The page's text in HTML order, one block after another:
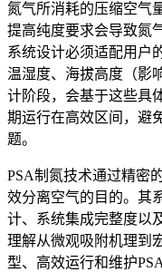
氮气所消耗的压缩空气
提高纯度要求会导致氮
系统设计必须适配用户
温湿度、海拔高度（影
计阶段，会基于这些具
期运行在高效区间，避
题。
PSA制氮技术通过精密
效分离空气的目的。其
计、系统集成完整度以
理解从微观吸附机理到
型、高效运行和维护